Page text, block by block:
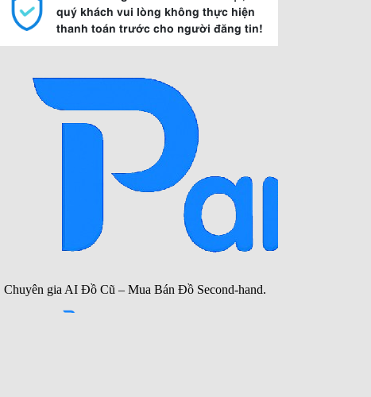
quý khách vui lòng không thực hiện
thanh toán trước cho người đăng tin!